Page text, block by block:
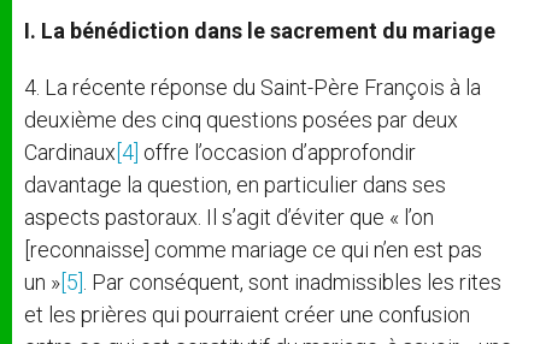
I. La bénédiction dans le sacrement du mariage
4. La récente réponse du Saint-Père François à la
deuxième des cinq questions posées par deux
Cardinaux [4] offre l’occasion d’approfondir
davantage la question, en particulier dans ses
aspects pastoraux. Il s’agit d’éviter que « l’on
[reconnaisse] comme mariage ce qui n’en est pas
un » [5]
. Par conséquent, sont inadmissibles les rites
et les prières qui pourraient créer une confusion